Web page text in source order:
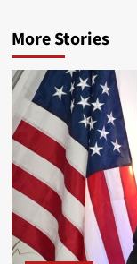
More Stories